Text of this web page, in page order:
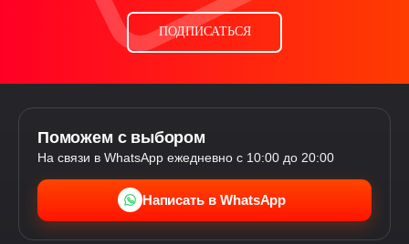
ПОДПИСАТЬСЯ
Поможем с выбором
На связи в WhatsApp ежедневно с 10:00 до 20:00
Написать в WhatsApp